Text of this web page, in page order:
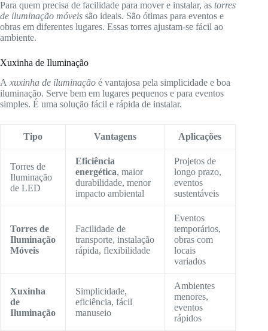
Para quem precisa de facilidade para mover e instalar, as torres
de iluminação móveis são ideais. São ótimas para eventos e
obras em diferentes lugares. Essas torres ajustam-se fácil ao
ambiente.
Xuxinha de Iluminação
A xuxinha de iluminação é vantajosa pela simplicidade e boa
iluminação. Serve bem em lugares pequenos e para eventos
simples. É uma solução fácil e rápida de instalar.
Tipo Vantagens Aplicações
Torres de
Iluminação
de LED
Eficiência
energética, maior
durabilidade, menor
impacto ambiental
Projetos de
longo prazo,
eventos
sustentáveis
Torres de
Iluminação
Móveis
Facilidade de
transporte, instalação
rápida, flexibilidade
Eventos
temporários,
obras com
locais
variados
Xuxinha
de
Iluminação
Simplicidade,
eficiência, fácil
manuseio
Ambientes
menores,
eventos
rápidos